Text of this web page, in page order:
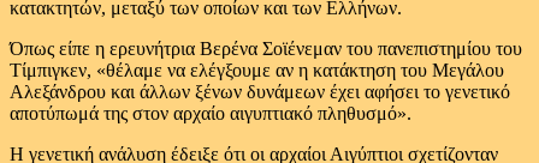
κατακτητών, μεταξύ των οποίων και των Ελλήνων.
Όπως είπε η ερευνήτρια Βερένα Σοϊένεμαν του πανεπιστημίου του
Τίμπιγκεν, «θέλαμε να ελέγξουμε αν η κατάκτηση του Μεγάλου
Αλεξάνδρου και άλλων ξένων δυνάμεων έχει αφήσει το γενετικό
αποτύπωμά της στον αρχαίο αιγυπτιακό πληθυσμό».
Η γενετική ανάλυση έδειξε ότι οι αρχαίοι Αιγύπτιοι σχετίζονταν